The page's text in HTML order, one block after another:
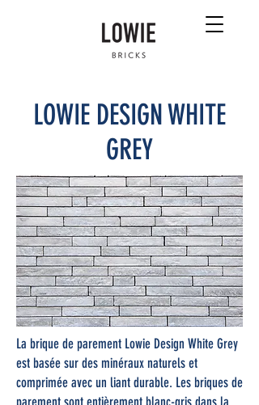
LOWIE DESIGN WHITE
GREY
La brique de parement Lowie Design White Grey
est basée sur des minéraux naturels et
comprimée avec un liant durable. Les briques de
parement sont entièrement blanc-gris dans la